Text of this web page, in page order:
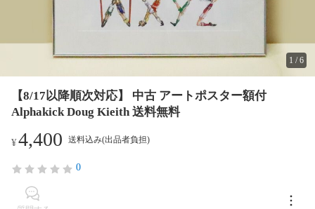
1 /6
【8/17以降順次対応】 中古 アートポスター額付
Alphakick Doug Kieith 送料無料
¥4,400 送料込み(出品者負担)
0